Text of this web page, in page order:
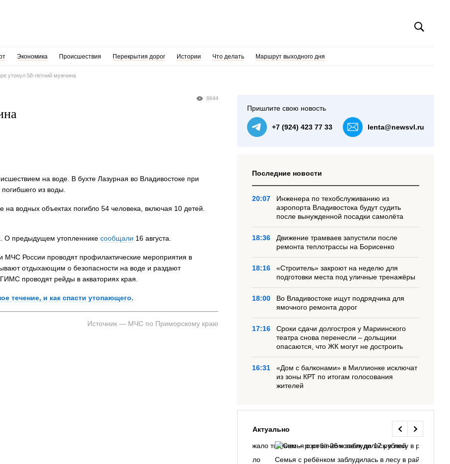
Экономика Происшествия Перекрытия дорог Истории Что делать Маршрут выходного дня
утонул 58-летний мужчина
8644
на воде. В бухте Лазурная во Владивостоке при
из воды.
водных объектах погибло 54 человека, включая 10 детей.
О предыдущем утопленнике сообщали 16 августа.
МЧС России проводят профилактические мероприятия в
отдыхающим о безопасности на воде и раздают
проводят рейды в акваториях края.
течение, и как спасти утопающего.
Источник — МЧС по Приморскому краю
Пришлите свою новость
+7 (924) 423 77 33 lenta@newsvl.ru
Последние новости
20:07
Инженера по техобслуживанию из
аэропорта Владивостока будут судить
после вынужденной посадки самолёта
18:36
Движение трамваев запустили после
ремонта теплотрассы на Борисенко
18:16
«Строитель» закроют на неделю для
подготовки места под уличные тренажёры
18:00
Во Владивостоке ищут подрядчика для
ямочного ремонта дорог
17:16
Сроки сдачи долгостроя у Мариинского
театра снова перенесли – дольщики
опасаются, что ЖК могут не достроить
16:31
«Дом с балконами» в Миллионке исключат
из зоны КРТ по итогам голосования
жителей
Актуально
На заправках Владивостока снова подорожало
Семья с ребёнком заблудилась в лесу в районе